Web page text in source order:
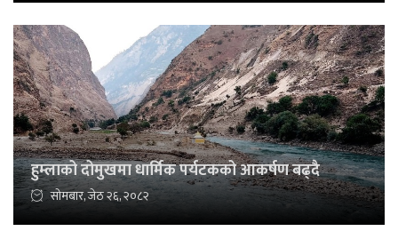
हुम्लाको दोमुखमा धार्मिक पर्यटकको आकर्षण बढ्दै
सोमबार, जेठ २६, २०८२